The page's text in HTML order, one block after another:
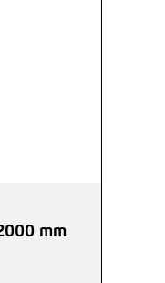
mm